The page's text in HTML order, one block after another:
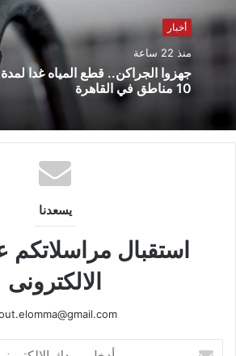
أخبار
منذ 22 ساعة
10 مناطق في القاهرة
يسعدنا
استقبال مراسلاتكم
الالكترونى